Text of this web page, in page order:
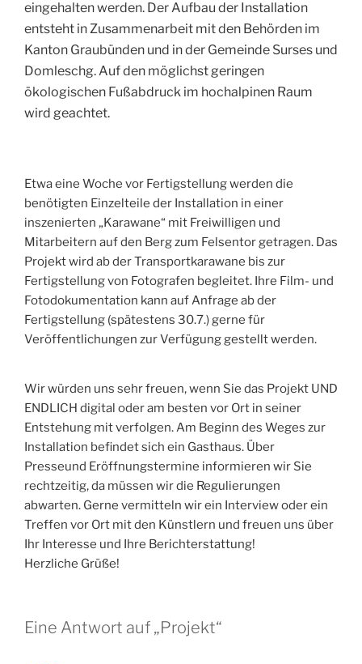
eingehalten werden. Der Aufbau der Installation
entsteht in Zusammenarbeit mit den Behörden im
Kanton Graubünden und in der Gemeinde Surses und
Domleschg. Auf den möglichst geringen
ökologischen Fußabdruck im hochalpinen Raum
wird geachtet.
Etwa eine Woche vor Fertigstellung werden die
benötigten Einzelteile der Installation in einer
inszenierten „Karawane“ mit Freiwilligen und
Mitarbeitern auf den Berg zum Felsentor getragen. Das
Projekt wird ab der Transportkarawane bis zur
Fertigstellung von Fotografen begleitet. Ihre Film- und
Fotodokumentation kann auf Anfrage ab der
Fertigstellung (spätestens 30.7.) gerne für
Veröffentlichungen zur Verfügung gestellt werden.
Wir würden uns sehr freuen, wenn Sie das Projekt UND
ENDLICH digital oder am besten vor Ort in seiner
Entstehung mit verfolgen. Am Beginn des Weges zur
Installation befindet sich ein Gasthaus. Über
Presseund Eröffnungstermine informieren wir Sie
rechtzeitig, da müssen wir die Regulierungen
abwarten. Gerne vermitteln wir ein Interview oder ein
Treffen vor Ort mit den Künstlern und freuen uns über
Ihr Interesse und Ihre Berichterstattung!
Herzliche Grüße!
Eine Antwort auf „Projekt“